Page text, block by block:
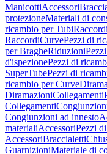
ManicottiAccessori
protezioneMateriali di
ricambio per TubiRaccordi
RaccordiCurvePezzi di
per BragheRiduzioni
d'ispezionePezzi di
SuperTubePezzi di
ricambio per Curve
DiramazioniCollegamenti
Collegamenti
Congiunzioni ad innesto
materialiAccessoriPezzi
AccessoriBraccialetti
GuarnizioniMateriale di